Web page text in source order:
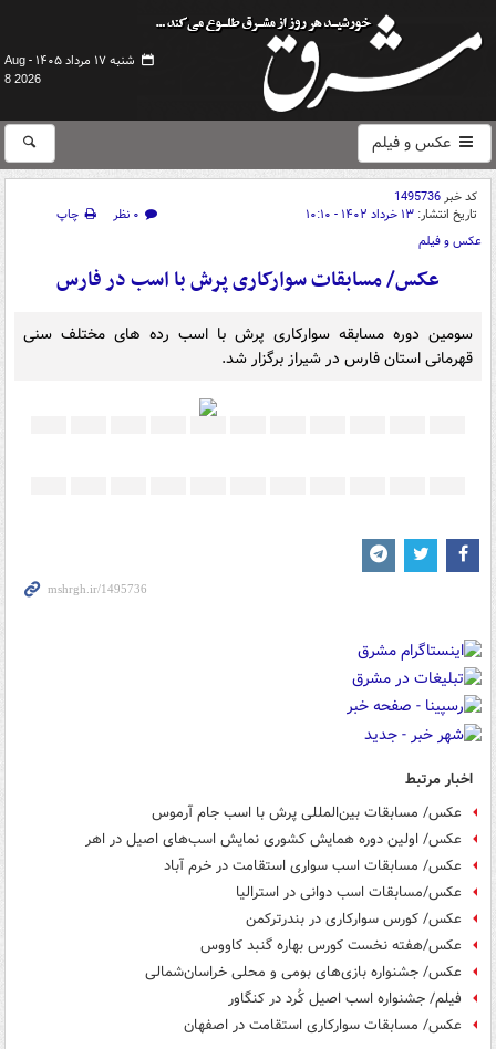
شنبه ۱۷ مرداد ۱۴۰۵ -
Aug
8 2026
عکس و فیلم
کد خبر1495736
تاریخ انتشار: ۱۳ خرداد ۱۴۰۲ - ۱۰:۱۰ ۰ نظر
چاپ
عکس و فیلم
عکس/ مسابقات سوارکاری پرش با اسب در فارس
سومین دوره مسابقه سوارکاری پرش با اسب رده های مختلف سنی
قهرمانی استان فارس در شیراز برگزار شد.
اخبار مرتبط
عکس/ مسابقات بین‌المللی پرش با اسب جام آرموس
عکس/ اولین دوره همایش کشوری نمایش اسب‌های اصیل در اهر
عکس/ مسابقات اسب سواری استقامت در خرم آباد
عکس/مسابقات اسب دوانی در استرالیا
عکس/ کورس سوارکاری در بندرترکمن
عکس/هفته نخست کورس بهاره گنبد کاووس
عکس/ جشنواره بازی‌های بومی و محلی خراسان‌شمالی
فیلم/ جشنواره اسب اصیل کُرد در کنگاور
عکس/ مسابقات سوارکاری استقامت در اصفهان